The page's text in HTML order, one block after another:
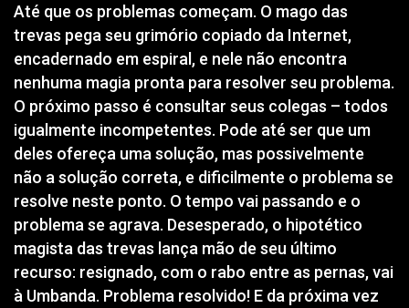
Até que os problemas começam. O mago das
trevas pega seu grimório copiado da Internet,
encadernado em espiral, e nele não encontra
nenhuma magia pronta para resolver seu problema.
O próximo passo é consultar seus colegas – todos
igualmente incompetentes. Pode até ser que um
deles ofereça uma solução, mas possivelmente
não a solução correta, e dificilmente o problema se
resolve neste ponto. O tempo vai passando e o
problema se agrava. Desesperado, o hipotético
magista das trevas lança mão de seu último
recurso: resignado, com o rabo entre as pernas, vai
à Umbanda. Problema resolvido! E da próxima vez